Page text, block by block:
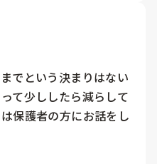
でという決まりはない
て少ししたら減らして
保護者の方にお話をし